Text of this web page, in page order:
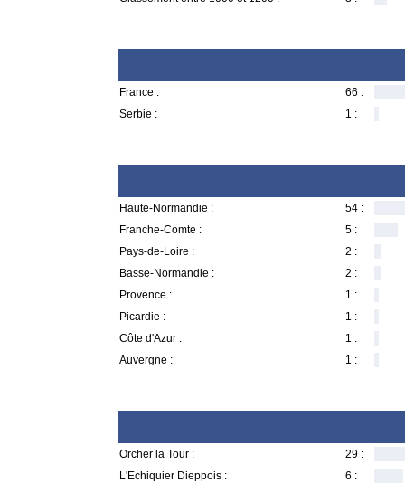
France :
66 :
Serbie :
1 :
Haute-Normandie :
54 :
Franche-Comte :
5 :
Pays-de-Loire :
2 :
Basse-Normandie :
2 :
Provence :
1 :
Picardie :
1 :
Côte d'Azur :
1 :
Auvergne :
1 :
Orcher la Tour :
29 :
L'Echiquier Dieppois :
6 :